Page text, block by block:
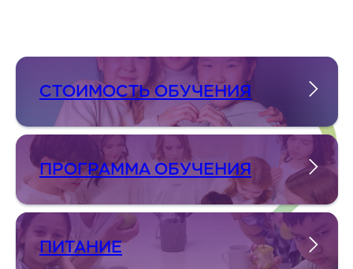
СТОИМОСТЬ ОБУЧЕНИЯ
ПРОГРАММА ОБУЧЕНИЯ
ПИТАНИЕ